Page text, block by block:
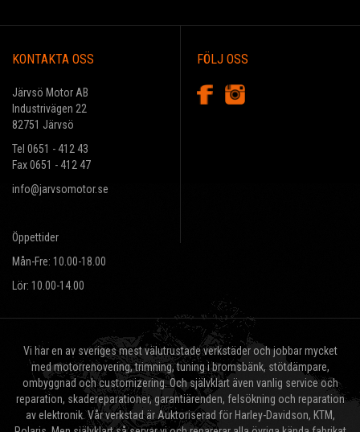
KONTAKTA OSS
Järvsö Motor AB
Industrivägen 22
82751 Järvsö
Tel 0651 - 412 43
Fax 0651 - 412 47
info@jarvsomotor.se
Öppettider
Mån-Fre: 10.00-18.00
Lör: 10.00-14.00
FÖLJ OSS
Vi har en av sveriges mest välutrustade verkstäder och jobbar mycket
med motorrenovering, trimning, tuning i bromsbänk, stötdämpare,
ombyggnad och customizering. Och självklart även vanlig service och
reparation, skadereparationer, garantiärenden, felsökning och reparation
av elektronik. Vår verkstad är Auktoriserad för Harley-Davidson, KTM,